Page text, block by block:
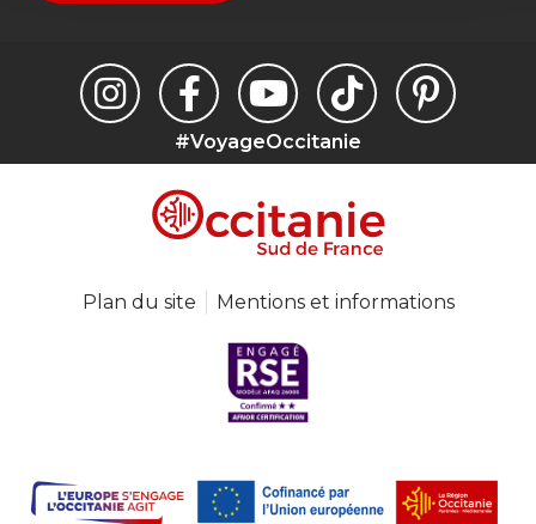
#VoyageOccitanie
Plan du site Mentions et informations